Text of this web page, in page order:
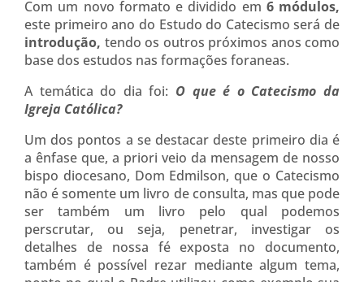
Com um novo formato e dividido em 6 módulos,
este primeiro ano do Estudo do Catecismo será de
introdução, tendo os outros próximos anos como
base dos estudos nas formações foraneas.
A temática do dia foi: O que é o Catecismo da
Igreja Católica?
Um dos pontos a se destacar deste primeiro dia é
a ênfase que, a priori veio da mensagem de nosso
bispo diocesano, Dom Edmilson, que o Catecismo
não é somente um livro de consulta, mas que pode
ser também um livro pelo qual podemos
perscrutar, ou seja, penetrar, investigar os
detalhes de nossa fé exposta no documento,
também é possível rezar mediante algum tema,